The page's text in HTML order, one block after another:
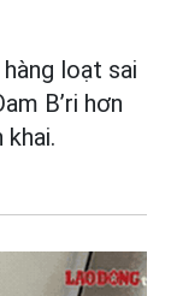
loạt sai
B’ri hơn